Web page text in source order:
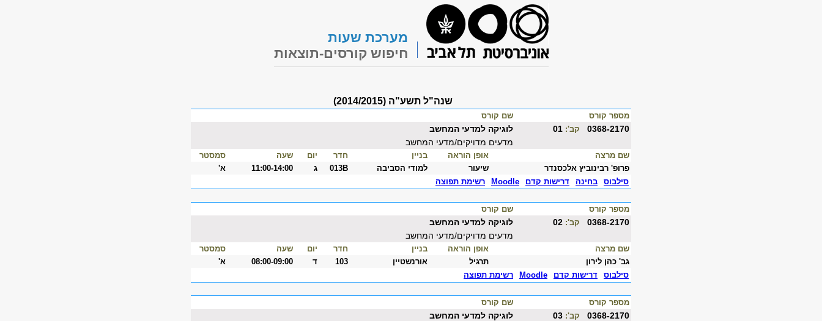
מערכת שעות
חיפוש קורסים-תוצאות
שנה"ל תשע"ה (2014/2015)
מספר קורס שם קורס
0368-2170 קב':
לוגיקה למדעי המחשב
מדעים מדויקים/מדעי המחשב
שם מרצה אופן הוראה בניין חדר יום שעה
סמסטר
פרופ' רבינוביץ אלכסנדר
שיעור למודי הסביבה 013B ג 11:00-14:00
א'
סילבוס
בחינה דרישות קדם Moodle רשימת תפוצה
מספר קורס שם קורס
0368-2170 קב':
לוגיקה למדעי המחשב
מדעים מדויקים/מדעי המחשב
שם מרצה אופן הוראה בניין חדר יום שעה
סמסטר
גב' כהן לירון
תרגיל אורנשטיין 103 ד 08:00-09:00
א'
סילבוס
דרישות קדם Moodle רשימת תפוצה
מספר קורס שם קורס
0368-2170 קב':
לוגיקה למדעי המחשב